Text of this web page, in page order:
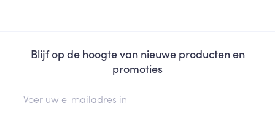
Blijf op de hoogte van nieuwe producten en
promoties